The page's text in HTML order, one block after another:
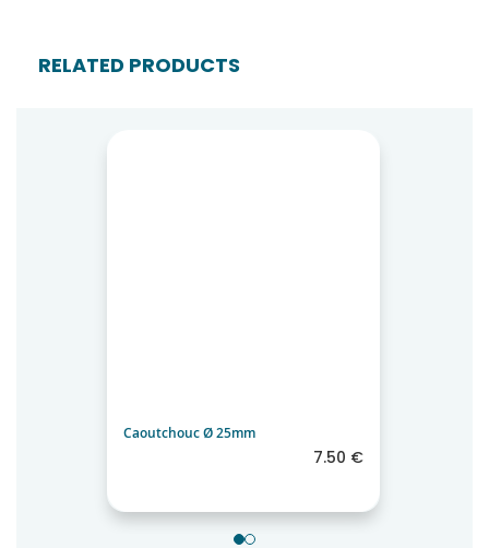
RELATED PRODUCTS
Caoutchouc Ø 25mm
7.50 €